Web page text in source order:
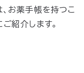
お薬手帳を持つこ
紹介します。